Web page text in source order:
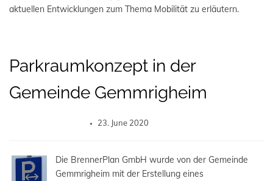
aktuellen Entwicklungen zum Thema Mobilität zu erläutern.
Parkraumkonzept in der
Gemeinde Gemmrigheim
23. June 2020
Die BrennerPlan GmbH wurde von der Gemeinde
Gemmrigheim mit der Erstellung eines